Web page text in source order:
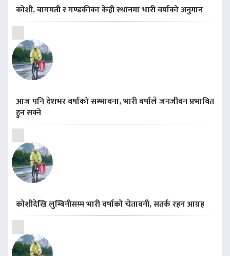
कोशी, बागमती र गण्डकीका केही स्थानमा भारी वर्षाको अनुमान
आज पनि देशभर वर्षाको सम्भावना, भारी वर्षाले जनजीवन प्रभावित
हुन सक्ने
कोशीदेखि लुम्बिनीसम्म भारी वर्षाको चेतावनी, सतर्क रहन आग्रह